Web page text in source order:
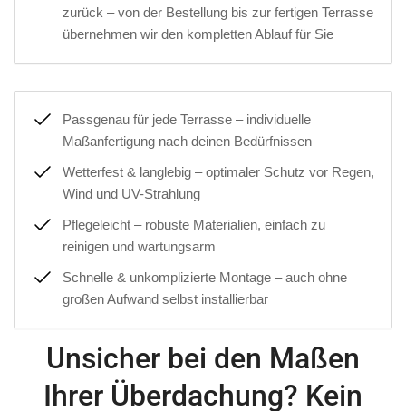
zurück – von der Bestellung bis zur fertigen Terrasse
übernehmen wir den kompletten Ablauf für Sie
Passgenau für jede Terrasse – individuelle
Maßanfertigung nach deinen Bedürfnissen
Wetterfest & langlebig – optimaler Schutz vor Regen,
Wind und UV-Strahlung
Pflegeleicht – robuste Materialien, einfach zu
reinigen und wartungsarm
Schnelle & unkomplizierte Montage – auch ohne
großen Aufwand selbst installierbar
Unsicher bei den Maßen
Ihrer Überdachung? Kein